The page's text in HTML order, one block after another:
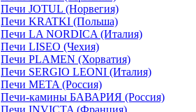
Печи JOTUL (Норвегия)
Печи KRATKI (Польша)
Печи LA NORDICA (Италия)
Печи LISEO (Чехия)
Печи PLAMEN (Хорватия)
Печи SERGIO LEONI (Италия)
Печи META (Россия)
Печи-камины БАВАРИЯ (Россия)
Печи INVICTA (Франция)